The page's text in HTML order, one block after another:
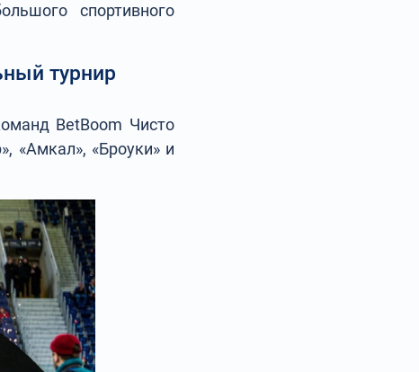
спортивного
турнир
BetBoom Чисто
«Амкал», «Броуки» и